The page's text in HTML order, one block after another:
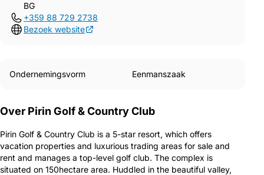
BG
+359 88 729 2738
Bezoek website
Ondernemingsvorm Eenmanszaak
Over Pirin Golf & Country Club
Pirin Golf & Country Club is a 5-star resort, which offers
vacation properties and luxurious trading areas for sale and
rent and manages a top-level golf club. The complex is
situated on 150hectare area. Huddled in the beautiful valley,